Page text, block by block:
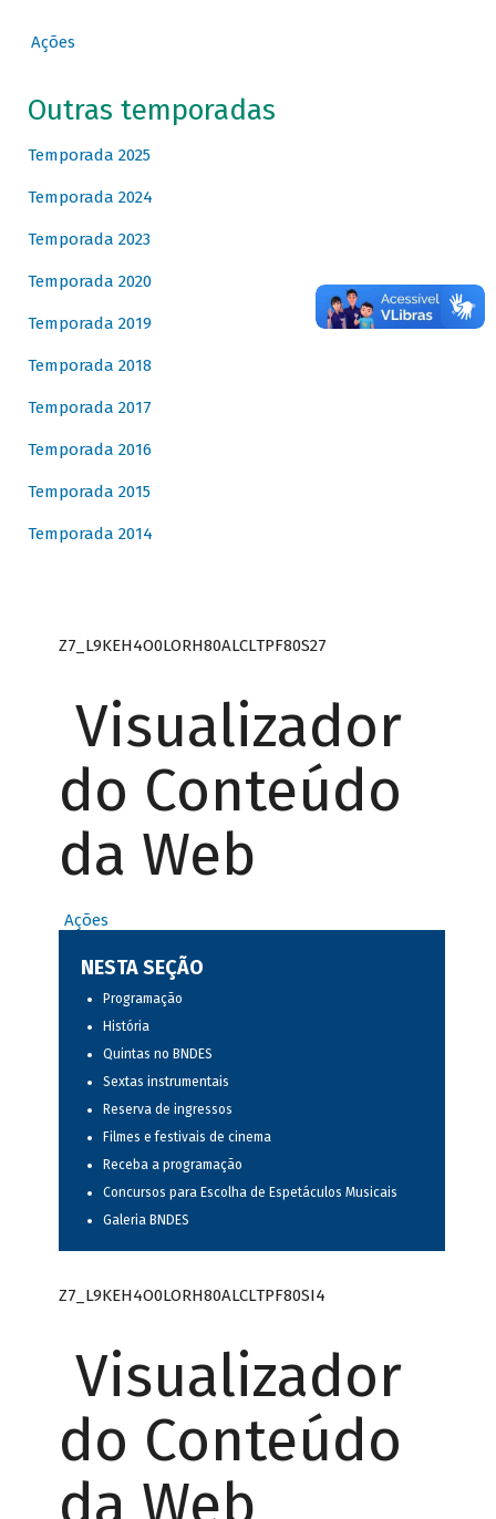
Ações
Outras temporadas
Temporada 2025
Temporada 2024
Temporada 2023
Temporada 2020
Temporada 2019
Temporada 2018
Temporada 2017
Temporada 2016
Temporada 2015
Temporada 2014
Z7_L9KEH4O0LORH80ALCLTPF80S27
Visualizador
do Conteúdo
da Web
Ações
NESTA SEÇÃO
Programação
História
Quintas no BNDES
Sextas instrumentais
Reserva de ingressos
Filmes e festivais de cinema
Receba a programação
Concursos para Escolha de Espetáculos Musicais
Galeria BNDES
Z7_L9KEH4O0LORH80ALCLTPF80SI4
Visualizador
do Conteúdo
da Web